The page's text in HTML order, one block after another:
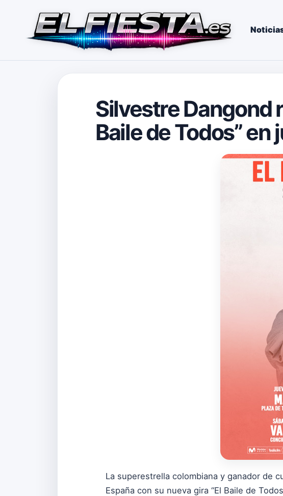
Silvestre Dangond
Baile de Todos” en
La superestrella colombiana y ganador de
España con su nueva gira “El Baile de